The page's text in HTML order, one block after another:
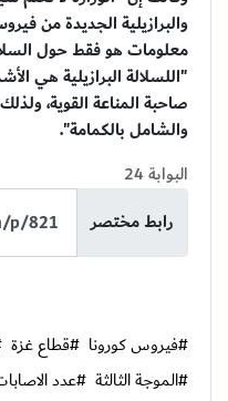
والبرازيلية الجديدة من
معلومات هو فقط حول
"اللسلالة البرازيلية هي
صاحبة المناعة القوية،
والشامل بالكمامة".
البوابة 24
رابط مختصر
#فيروس كورونا #قطاع غزة
#الموجة الثالثة #عدد